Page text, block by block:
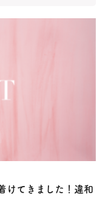
けてきました！違和